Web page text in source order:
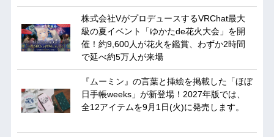
株式会社VがプロデュースするVRChat最大
級の夏イベント「ゆかたde花火大会」を開
催！約9,600人が花火を鑑賞、わずか2時間
で延べ約5万人が来場
『ムーミン』の言葉と挿絵を掲載した「ほぼ
日手帳weeks」が新登場！2027年版では、
全12アイテムを9月1日(火)に発売します。